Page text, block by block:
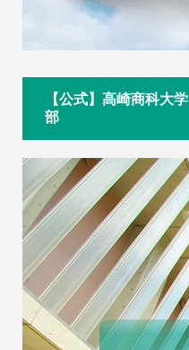
【公式】高崎商科大
部